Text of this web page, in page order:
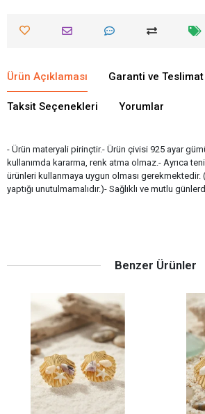
Ürün Açıklaması Garanti ve Teslimat
Taksit Seçenekleri Yorumlar
- Ürün materyali pirinçtir.- Ürün çivisi 925 ayar
kullanımda kararma, renk atma olmaz.- Ayrıca
ürünleri kullanmaya uygun olması gerekmektedir.
yaptığı unutulmamalıdır.)- Sağlıklı ve mutlu
Benzer Ürünler